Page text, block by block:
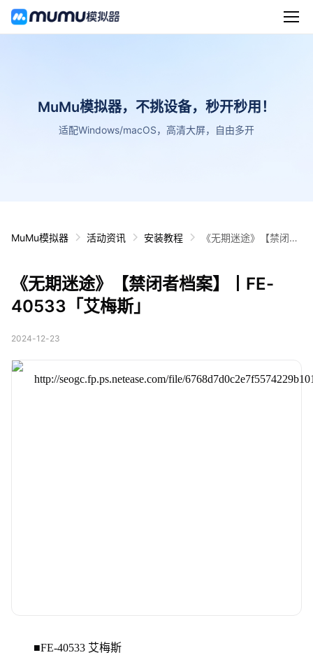
MuMu模拟器，不挑设备，秒开秒用！
适配Windows/macOS，高清大屏，自由多开
MuMu模拟器 活动资讯 安装教程
《无期迷途》【禁闭者
《无期迷途》【禁闭者档案】丨FE-
40533「艾梅斯」
2024-12-23
■FE-40533 艾梅斯